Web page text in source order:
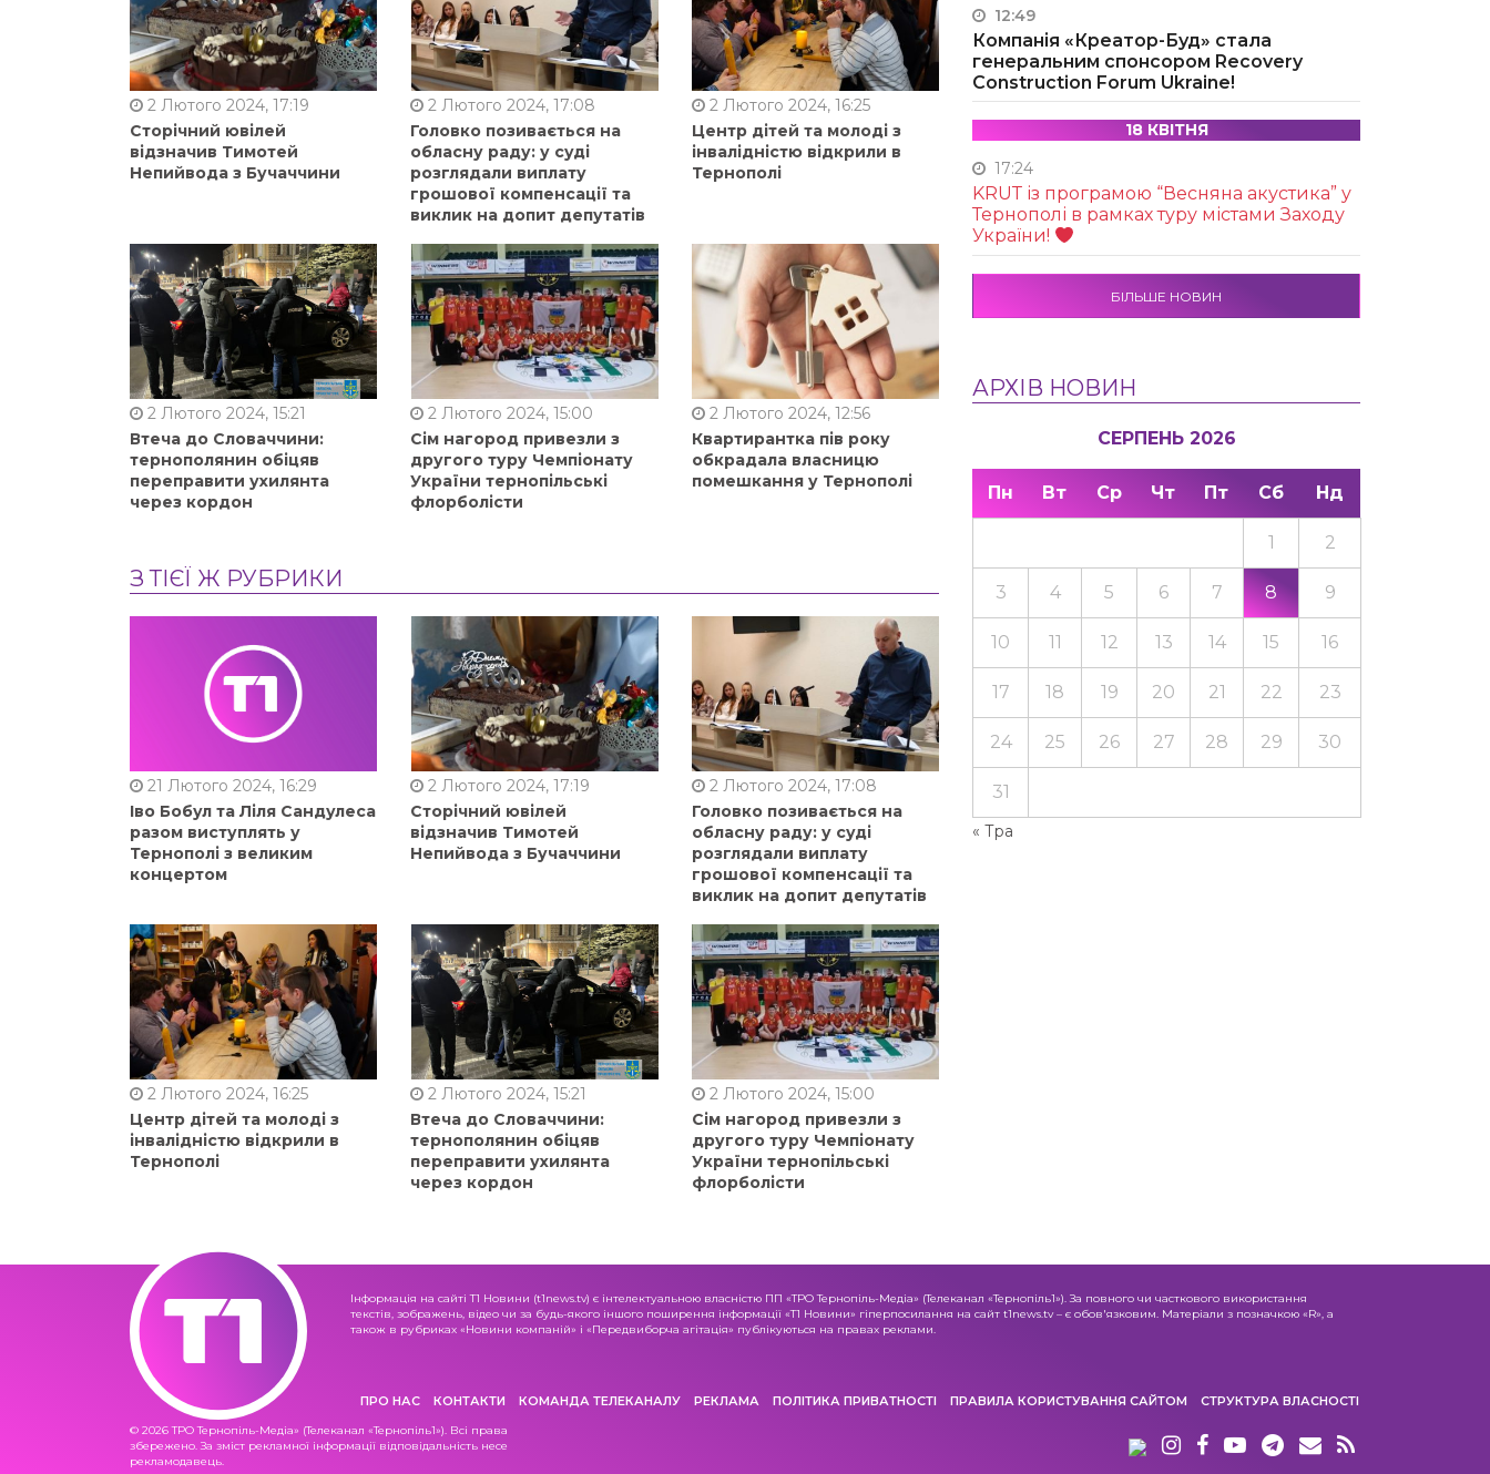
2 Лютого 2024, 17:19
Сторічний ювілей
відзначив Тимотей
Непийвода з Бучаччини
2 Лютого 2024, 17:08
Головко позивається на
обласну раду: у суді
розглядали виплату
грошової компенсації та
виклик на допит депутатів
2 Лютого 2024, 16:25
Центр дітей та молоді з
інвалідністю відкрили в
Тернополі
2 Лютого 2024, 15:21
Втеча до Словаччини:
тернополянин обіцяв
переправити ухилянта
через кордон
2 Лютого 2024, 15:00
Сім нагород привезли з
другого туру Чемпіонату
України тернопільські
флорболісти
2 Лютого 2024, 12:56
Квартирантка пів року
обкрадала власницю
помешкання у Тернополі
З ТІЄЇ Ж РУБРИКИ
21 Лютого 2024, 16:29
Іво Бобул та Ліля Сандулеса
разом виступлять у
Тернополі з великим
концертом
2 Лютого 2024, 17:19
Сторічний ювілей
відзначив Тимотей
Непийвода з Бучаччини
2 Лютого 2024, 17:08
Головко позивається на
обласну раду: у суді
розглядали виплату
грошової компенсації та
виклик на допит депутатів
2 Лютого 2024, 16:25
Центр дітей та молоді з
інвалідністю відкрили в
Тернополі
2 Лютого 2024, 15:21
Втеча до Словаччини:
тернополянин обіцяв
переправити ухилянта
через кордон
2 Лютого 2024, 15:00
Сім нагород привезли з
другого туру Чемпіонату
України тернопільські
флорболісти
12:49
Компанія «Креатор-Буд» стала
генеральним спонсором Recovery
Construction Forum Ukraine!
18 КВІТНЯ
17:24
KRUТ із програмою “Весняна акустика” у
Тернополі в рамках туру містами Заходу
України!
БІЛЬШЕ НОВИН
АРХІВ НОВИН
СЕРПЕНЬ 2026
Пн Вт Ср Чт Пт Сб Нд
« Тра
1 2
3 4 5 6 7 8 9
10 11 12 13 14 15 16
17 18 19 20 21 22 23
24 25 26 27 28 29 30
31
Інформація на сайті Т1 Новини (t1news.tv) є інтелектуальною власністю ПП «ТРО Тернопіль-Медіа» (Телеканал «Тернопіль1»). За повного чи часткового використання
текстів, зображень, відео чи за будь-якого іншого поширення інформації «Т1 Новини» гіперпосилання на сайт t1news.tv – є обов'язковим. Матеріали з позначкою «R», а
також в рубриках «Новини компаній» і «Передвиборча агітація» публікуються на правах реклами.
ПРО НАС КОНТАКТИ КОМАНДА ТЕЛЕКАНАЛУ РЕКЛАМА ПОЛІТИКА ПРИВАТНОСТІ ПРАВИЛА КОРИСТУВАННЯ САЙТОМ СТРУКТУРА ВЛАСНОСТІ
© 2026 ТРО Тернопіль-Медіа» (Телеканал «Тернопіль1»). Всі права
збережено. За зміст рекламної інформації відповідальність несе
рекламодавець.